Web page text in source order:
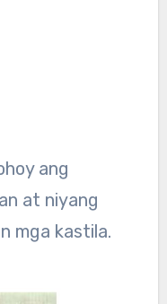
ang
at niyang
mga kastila.